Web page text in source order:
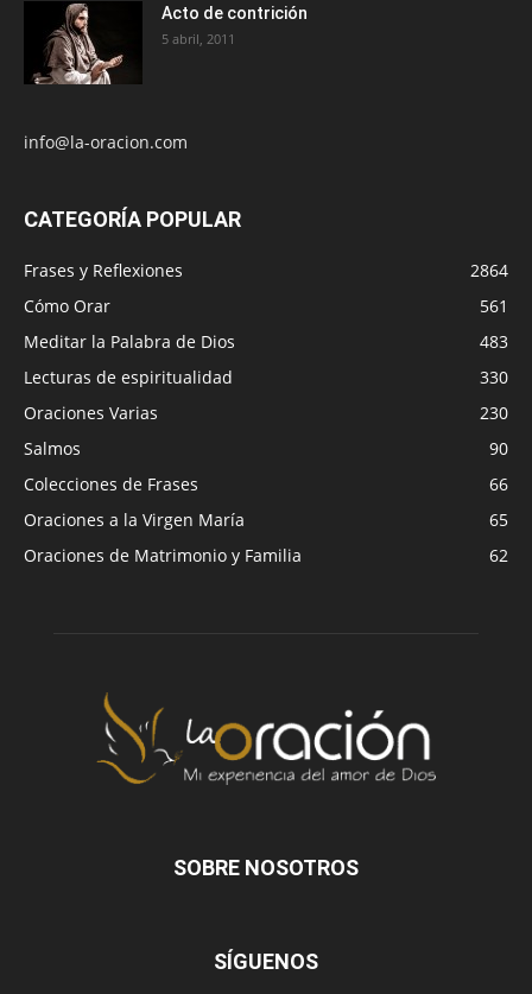
Acto de contrición
5 abril, 2011
info@la-oracion.com
CATEGORÍA POPULAR
Frases y Reflexiones
2864
Cómo Orar
561
Meditar la Palabra de Dios
483
Lecturas de espiritualidad
330
Oraciones Varias
230
Salmos
90
Colecciones de Frases
66
Oraciones a la Virgen María
65
Oraciones de Matrimonio y Familia
62
SOBRE NOSOTROS
SÍGUENOS